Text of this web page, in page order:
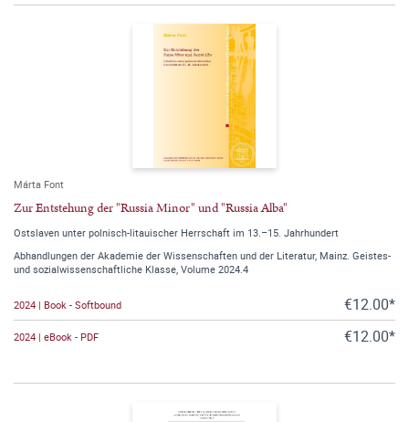
Márta Font
Zur Entstehung der "Russia Minor" und "Russia Alba"
Ostslaven unter polnisch-litauischer Herrschaft im 13.–15. Jahrhundert
Abhandlungen der Akademie der Wissenschaften und der Literatur, Mainz. Geistes-
und sozialwissenschaftliche Klasse, Volume 2024.4
2024 | Book - Softbound €12.00*
2024 | eBook - PDF €12.00*